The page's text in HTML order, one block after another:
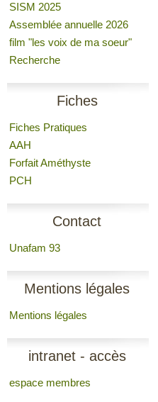
SISM 2025
Assemblée annuelle 2026
film "les voix de ma soeur"
Recherche
Fiches
Fiches Pratiques
AAH
Forfait Améthyste
PCH
Contact
Unafam 93
Mentions légales
Mentions légales
intranet - accès
membres
espace membres